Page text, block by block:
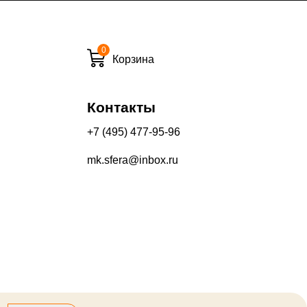
время:
0
Корзина
Контакты
+7 (495) 477-95-96
mk.sfera@inbox.ru